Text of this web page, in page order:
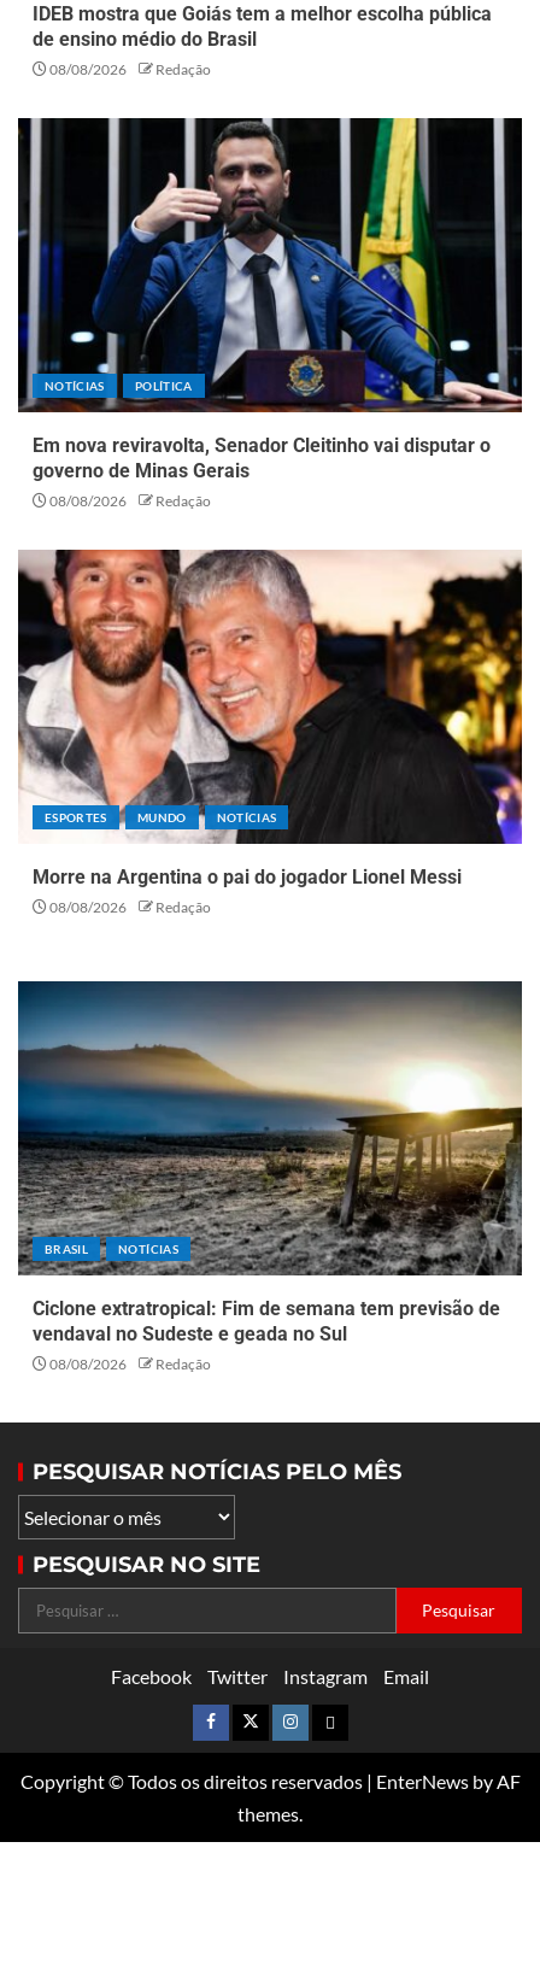
IDEB mostra que Goiás tem a melhor escolha pública
de ensino médio do Brasil
08/08/2026 Redação
NOTÍCIAS POLÍTICA
Em nova reviravolta, Senador Cleitinho vai disputar o
governo de Minas Gerais
08/08/2026 Redação
ESPORTES MUNDO NOTÍCIAS
Morre na Argentina o pai do jogador Lionel Messi
08/08/2026 Redação
BRASIL NOTÍCIAS
Ciclone extratropical: Fim de semana tem previsão de
vendaval no Sudeste e geada no Sul
08/08/2026 Redação
PESQUISAR NOTÍCIAS PELO MÊS
PESQUISAR NO SITE
Facebook Twitter Instagram Email
Copyright © Todos os direitos reservados | EnterNewsby AF
themes.